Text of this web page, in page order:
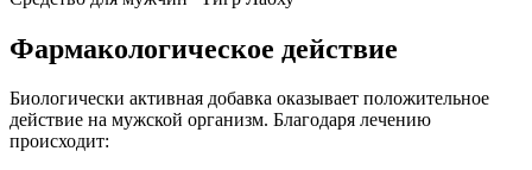
Фармакологическое действие
Биологически активная добавка оказывает положительное
действие на мужской организм. Благодаря лечению
происходит: